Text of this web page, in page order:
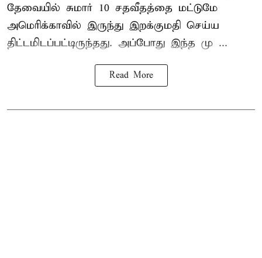
தேவையில் சுமார் 10 சதவீதத்தை மட்டுமே
அமெரிக்காவில் இருந்து இறக்குமதி செய்ய
திட்டமிடப்பட்டிருந்தது. அப்போது இந்த மு ...
Read More